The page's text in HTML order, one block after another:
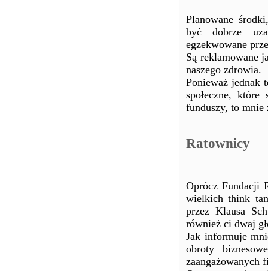
Planowane
być dobrze
egzekwowane
Są reklamowane
naszego zdrowia.
Ponieważ jednak
społeczne,
funduszy, to mnie
Ratownicy
Oprócz Fundacji
wielkich think
przez Klausa
również ci dwaj
Jak informuje
obroty
zaangażowanych